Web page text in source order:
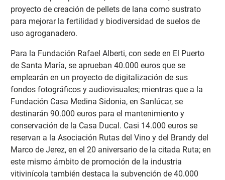
proyecto de creación de pellets de lana como sustrato
para mejorar la fertilidad y biodiversidad de suelos de
uso agroganadero.
Para la Fundación Rafael Alberti, con sede en El Puerto
de Santa María, se aprueban 40.000 euros que se
emplearán en un proyecto de digitalización de sus
fondos fotográficos y audiovisuales; mientras que a la
Fundación Casa Medina Sidonia, en Sanlúcar, se
destinarán 90.000 euros para el mantenimiento y
conservación de la Casa Ducal. Casi 14.000 euros se
reservan a la Asociación Rutas del Vino y del Brandy del
Marco de Jerez, en el 20 aniversario de la citada Ruta; en
este mismo ámbito de promoción de la industria
vitivinícola también destaca la subvención de 40.000